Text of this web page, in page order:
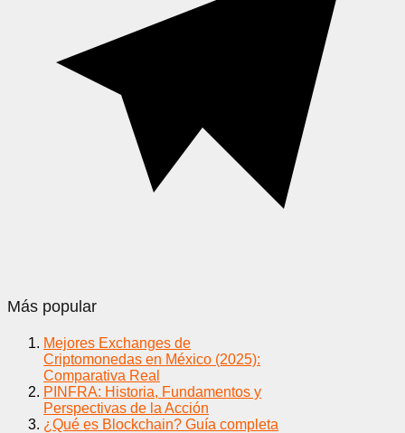
Más popular
Mejores Exchanges de
Criptomonedas en México (2025):
Comparativa Real
PINFRA: Historia, Fundamentos y
Perspectivas de la Acción
¿Qué es Blockchain? Guía completa